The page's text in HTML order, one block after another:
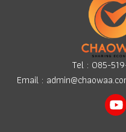
Tel : 085-
Email :